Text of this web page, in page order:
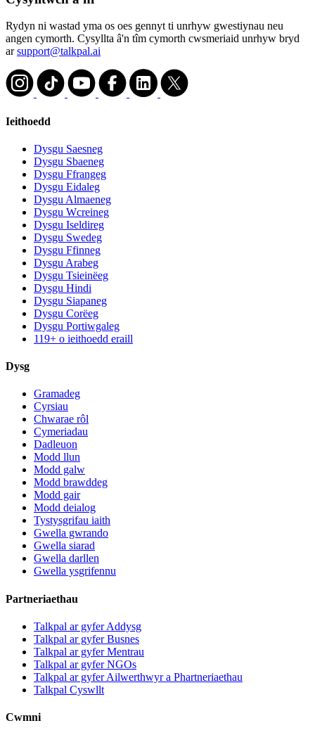
Rydyn ni wastad yma os oes gennyt ti unrhyw gwestiynau neu
angen cymorth. Cysyllta â'n tîm cymorth cwsmeriaid unrhyw bryd
arsupport@talkpal.ai
Ieithoedd
Dysgu Saesneg
Dysgu Sbaeneg
Dysgu Ffrangeg
Dysgu Eidaleg
Dysgu Almaeneg
Dysgu Wcreineg
Dysgu Iseldireg
Dysgu Swedeg
Dysgu Ffinneg
Dysgu Arabeg
Dysgu Tsieinëeg
Dysgu Hindi
Dysgu Siapaneg
Dysgu Corëeg
Dysgu Portiwgaleg
119+ o ieithoedd eraill
Dysg
Gramadeg
Cyrsiau
Chwarae rôl
Cymeriadau
Dadleuon
Modd llun
Modd galw
Modd brawddeg
Modd gair
Modd deialog
Tystysgrifau iaith
Gwella gwrando
Gwella siarad
Gwella darllen
Gwella ysgrifennu
Partneriaethau
Talkpal ar gyfer Addysg
Talkpal ar gyfer Busnes
Talkpal ar gyfer Mentrau
Talkpal ar gyfer NGOs
Talkpal ar gyfer Ailwerthwyr a Phartneriaethau
Talkpal Cyswllt
Cwmni